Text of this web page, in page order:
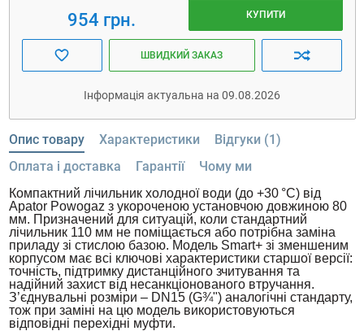
954 грн. КУПИТИ
ШВИДКИЙ ЗАКАЗ
Інформація актуальна на 09.08.2026
Опис товару Характеристики
Відгуки (1)
Оплата і доставка
Гарантії Чому ми
Компактний лічильник холодної води (до +30 °C) від
Apator Powogaz з укороченою установчою довжиною 80
мм. Призначений для ситуацій, коли стандартний
лічильник 110 мм не поміщається або потрібна заміна
приладу зі стислою базою. Модель Smart+ зі зменшеним
корпусом має всі ключові характеристики старшої версії:
точність, підтримку дистанційного зчитування та
надійний захист від несанкціонованого втручання.
З’єднувальні розміри – DN15 (G¾") аналогічні стандарту,
тож при заміні на цю модель використовуються
відповідні перехідні муфти.